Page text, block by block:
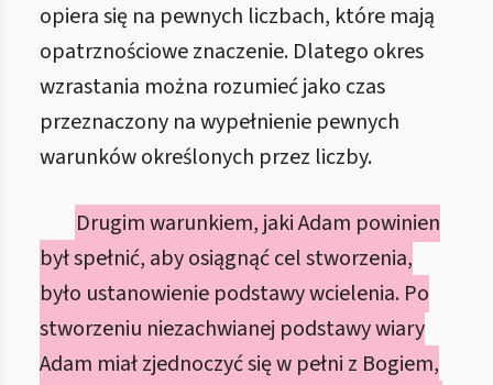
opiera się na pewnych liczbach, które mają
opatrznościowe znaczenie. Dlatego okres
wzrastania można rozumieć jako czas
przeznaczony na wypełnienie pewnych
warunków określonych przez liczby.
Drugim warunkiem, jaki Adam powinien
był spełnić, aby osiągnąć cel stworzenia,
było ustanowienie podstawy wcielenia. Po
stworzeniu niezachwianej podstawy wiary
Adam miał zjednoczyć się w pełni z Bogiem,